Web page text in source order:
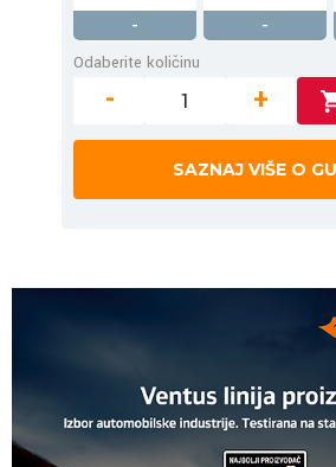
-
-
Odaberite količinu
- +
SAZNAJ VIŠE O